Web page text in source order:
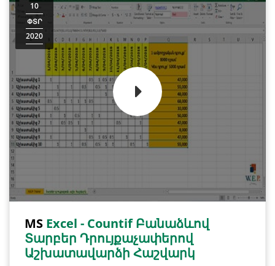
10
ՓՏՐ
2020
MS Excel - Countif Բանաձևով
Տարբեր Դրույքաչափերով
Աշխատավարձի Հաշվարկ